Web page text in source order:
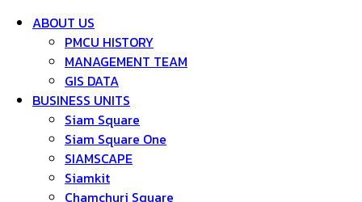
ABOUT US
PMCU HISTORY
MANAGEMENT TEAM
GIS DATA
BUSINESS UNITS
Siam Square
Siam Square One
SIAMSCAPE
Siamkit
Chamchuri Square